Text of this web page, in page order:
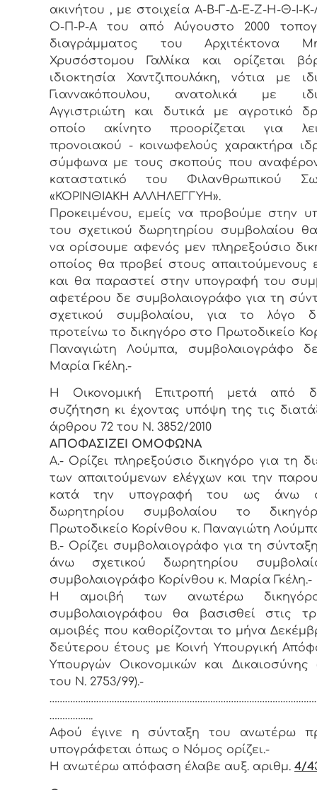
ακινήτου , με στοιχεία Α-Β-Γ-Δ-Ε-Ζ-Η-Θ-Ι-
Ο-Π-Ρ-Α του από Αύγουστο 2000
διαγράμματος του Αρχιτέκτονα
Χρυσόστομου Γαλλίκα και ορίζεται
ιδιοκτησία Χαντζιπουλάκη, νότια με
Γιαννακόπουλου, ανατολικά με
Αγγιστριώτη και δυτικά με αγροτικό
οποίο ακίνητο προορίζεται για
προνοιακού - κοινωφελούς χαρακτήρα
σύμφωνα με τους σκοπούς που
καταστατικό του Φιλανθρωπικού
«ΚΟΡΙΝΘΙΑΚΗ ΑΛΛΗΛΕΓΓΥΗ».
Προκειμένου, εμείς να προβούμε στην
του σχετικού δωρητηρίου συμβολαίου
να ορίσουμε αφενός μεν πληρεξούσιο
οποίος θα προβεί στους απαιτούμενους
και θα παραστεί στην υπογραφή του
αφετέρου δε συμβολαιογράφο για τη
σχετικού συμβολαίου, για το λόγο
προτείνω τo δικηγόρο στο Πρωτοδικείο
Παναγιώτη Λούμπα, συμβολαιογράφο
Μαρία Γκέλη.-
Η Οικονομική Επιτροπή μετά από
συζήτηση κι έχοντας υπόψη της τις
άρθρου 72 του Ν. 3852/2010
ΑΠΟΦΑΣΙΖΕΙ ΟΜΟΦΩΝΑ
Α.- Ορίζει πληρεξούσιο δικηγόρο για τη
των απαιτούμενων ελέγχων και την
κατά την υπογραφή του ως άνω
δωρητηρίου συμβολαίου το
Πρωτοδικείο Κορίνθου κ. Παναγιώτη
Β.- Ορίζει συμβολαιογράφο για τη
άνω σχετικού δωρητηρίου
συμβολαιογράφο Κορίνθου κ. Μαρία Γκέλη.-
Η αμοιβή των ανωτέρω
συμβολαιογράφου θα βασισθεί στις
αμοιβές που καθορίζονται το μήνα
δεύτερου έτους με Κοινή Υπουργική
Υπουργών Οικονομικών και Δικαιοσύνης
του Ν. 2753/99).-
……………..
Αφού έγινε η σύνταξη του ανωτέρω
υπογράφεται όπως ο Νόμος ορίζει.-
Η ανωτέρω απόφαση έλαβε αυξ. αριθμ. 4/